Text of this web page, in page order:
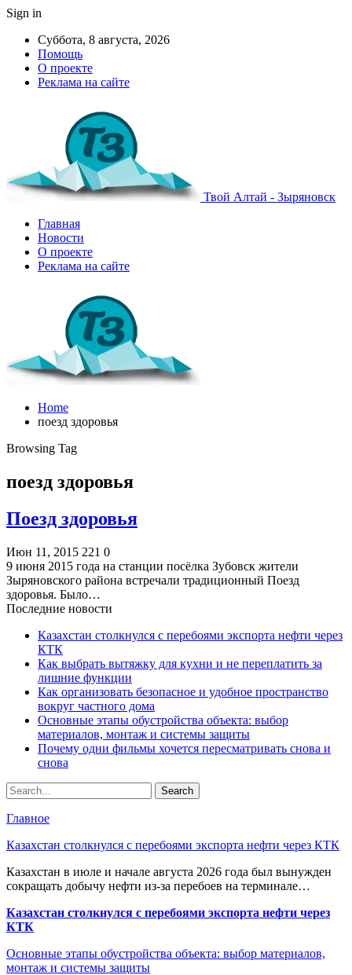
Sign in
Суббота, 8 августа, 2026
Помощь
О проекте
Реклама на сайте
Твой Алтай - Зыряновск
Главная
Новости
О проекте
Реклама на сайте
Home
поезд здоровья
Browsing Tag
поезд здоровья
Поезд здоровья
Июн 11, 2015 221 0
9 июня 2015 года на станции посёлка Зубовск жители
Зыряновского района встречали традиционный Поезд
здоровья. Было…
Последние новости
Казахстан столкнулся с перебоями экспорта нефти через
КТК
Как выбрать вытяжку для кухни и не переплатить за
лишние функции
Как организовать безопасное и удобное пространство
вокруг частного дома
Основные этапы обустройства объекта: выбор
материалов, монтаж и системы защиты
Почему одни фильмы хочется пересматривать снова и
снова
Главное
Казахстан столкнулся с перебоями экспорта нефти через КТК
Казахстан в июле и начале августа 2026 года был вынужден
сокращать добычу нефти из-за перебоев на терминале…
Казахстан столкнулся с перебоями экспорта нефти через
КТК
Основные этапы обустройства объекта: выбор материалов,
монтаж и системы защиты